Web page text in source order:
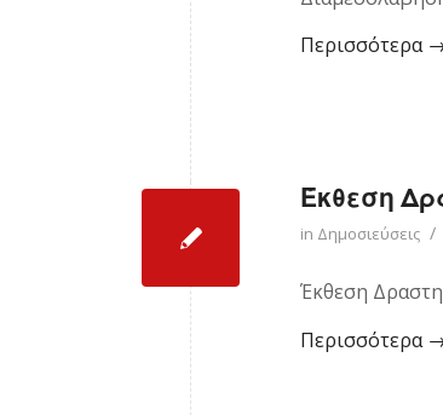
Περισσότερα
Έκθεση
in Δημοσιεύσεις /
Έκθεση
Περισσότερα